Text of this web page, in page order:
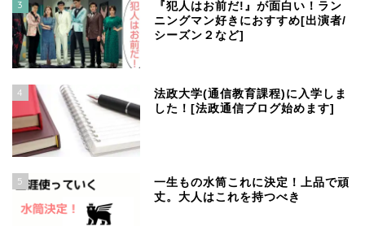
3
『犯人はお前だ!』が面白い！ラン
ニングマン好きにおすすめ[出演者/
シーズン２など]
4
法政大学(通信教育課程)に入学しま
した！[法政通信ブログ始めます]
5
一生もの水筒これに決定！上品で頑
丈。大人はこれを持つべき